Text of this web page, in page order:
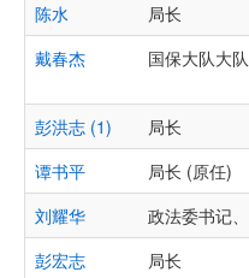
陈水
局长
戴春杰
国保大队大
彭洪志 (1) 局长
谭书平
局长 (原任)
刘耀华
政法委书记
彭宏志
局长